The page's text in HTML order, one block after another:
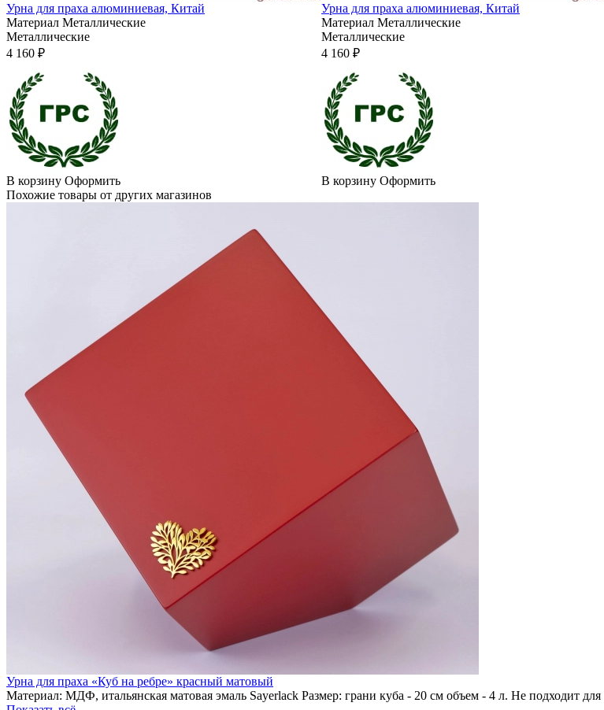
Урна для праха алюминиевая, Китай
Материал Металлические
Металлические
4 160 ₽
В корзину Оформить
Урна для праха алюминиевая, Китай
Материал Металлические
Металлические
4 160 ₽
В корзину Оформить
Похожие товары от других магазинов
Урна для праха «Куб на ребре» красный матовый
Материал: МДФ, итальянская матовая эмаль Sayerlack Размер: грани куба - 20 см объем - 4 л. Не подходит